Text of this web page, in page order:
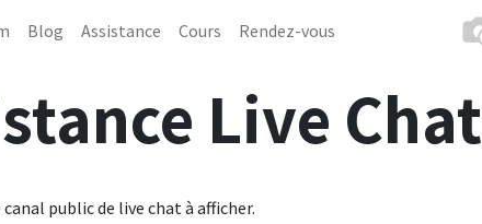
Blog Assistance Cours Rendez-vous
Live Chat
canal public de live chat à afficher.